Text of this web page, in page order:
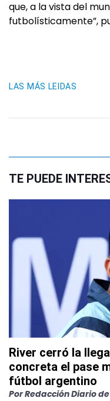
que, a la vista del
futbolísticamente”,
LAS MÁS LEIDAS
TE PUEDE
River cerró la
concreta el pase
fútbol argentino
PorRedacción Diario